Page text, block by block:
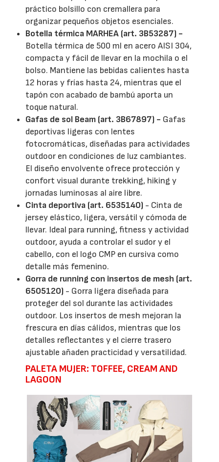
práctico bolsillo con cremallera para
organizar pequeños objetos esenciales.
Botella térmica MARHEA (art. 3B53287) -
Botella térmica de 500 ml en acero AISI 304,
compacta y fácil de llevar en la mochila o el
bolso. Mantiene las bebidas calientes hasta
12 horas y frías hasta 24, mientras que el
tapón con acabado de bambú aporta un
toque natural.
Gafas de sol Beam (art. 3B67897) - Gafas
deportivas ligeras con lentes
fotocromáticas, diseñadas para actividades
outdoor en condiciones de luz cambiantes.
El diseño envolvente ofrece protección y
confort visual durante trekking, hiking y
jornadas luminosas al aire libre.
Cinta deportiva (art. 6535140) - Cinta de
jersey elástico, ligera, versátil y cómoda de
llevar. Ideal para running, fitness y actividad
outdoor, ayuda a controlar el sudor y el
cabello, con el logo CMP en cursiva como
detalle más femenino.
Gorra de running con insertos de mesh (art.
6505120) - Gorra ligera diseñada para
proteger del sol durante las actividades
outdoor. Los insertos de mesh mejoran la
frescura en días cálidos, mientras que los
detalles reflectantes y el cierre trasero
ajustable añaden practicidad y versatilidad.
PALETA MUJER: TOFFEE, CREAM AND
LAGOON